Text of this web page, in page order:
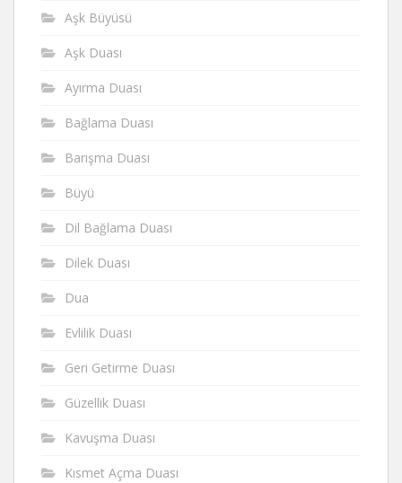
Aşk Büyüsü
Aşk Duası
Ayırma Duası
Bağlama Duası
Barışma Duası
Büyü
Dil Bağlama Duası
Dilek Duası
Dua
Evlilik Duası
Geri Getirme Duası
Güzellik Duası
Kavuşma Duası
Kısmet Açma Duası